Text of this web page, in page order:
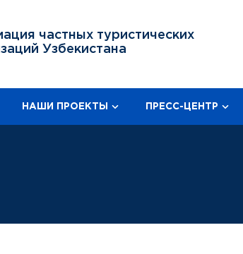
частных туристических
Узбекистана
НАШИ ПРОЕКТЫ ПРЕСС-ЦЕНТР